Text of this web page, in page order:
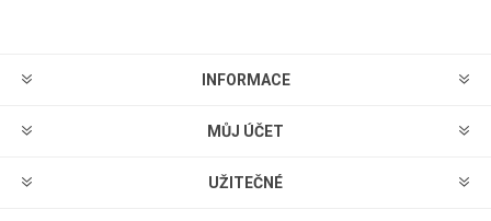
INFORMACE
MŮJ ÚČET
UŽITEČNÉ